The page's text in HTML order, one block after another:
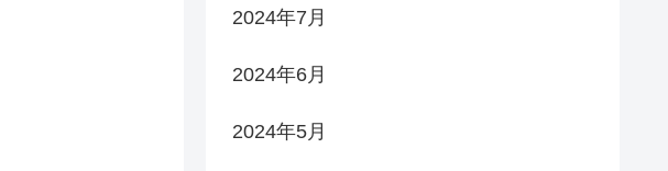
2024年7月
2024年6月
2024年5月